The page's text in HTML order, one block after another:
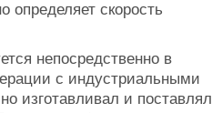
определяет скорость
непосредственно в
с индустриальными
изготавливал и поставлял